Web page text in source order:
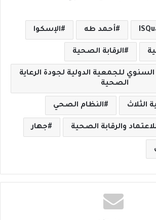
أحمد طه الإسكوا
الرقابة الصحية
السنوي للجمعية الدولية لجودة الرعاية
الصحية
الثلاث النظام الصحي
والرقابة الصحية جهار